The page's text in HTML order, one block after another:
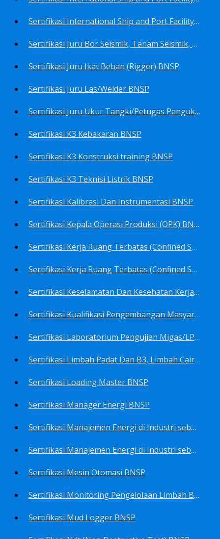
Sertifikasi International Ship and Port Facility Security Code/ISPS Code training for Security Area Manager BNSP
Sertifikasi Juru Bor Seismik, Tanam Seismik, Tembak Seismik BNSP
Sertifikasi Juru Ikat Beban (Rigger) BNSP
Sertifikasi Juru Las/Welder BNSP
Sertifikasi Juru Ukur Tangki/Petugas Pengukur Tangki Migas BNSP
Sertifikasi K3 Kebakaran BNSP
Sertifikasi K3 Konstruksi training BNSP
Sertifikasi K3 Teknisi Listrik BNSP
Sertifikasi Kalibrasi Dan Instrumentasi BNSP
Sertifikasi Kepala Operasi Produksi (OPK) BNSP
Sertifikasi Kerja Ruang Terbatas (Confined Spaces)-Ahli Muda Ruang Terbatas (AMURT/Supervisor) BNSP
Sertifikasi Kerja Ruang Terbatas (Confined Spaces)-Teknisi Ruang Terbatas (TRT/Entrants) BNSP
Sertifikasi Keselamatan Dan Kesehatan Kerja BNSP
Sertifikasi Kualifikasi Pengembangan Masyarakat BNSP
Sertifikasi Laboratorium Pengujian Migas/LPM BNSP
Sertifikasi Limbah Padat Dan B3, Limbah Cair BNSP
Sertifikasi Loading Master BNSP
Sertifikasi Manager Energi BNSP
Sertifikasi Manajemen Energi di Industri sebagai Auditor BNSP
Sertifikasi Manajemen Energi di Industri sebagai Manager Energy BNSP
Sertifikasi Mesin Otomasi BNSP
Sertifikasi Monitoring Pengelolaan Limbah B3 BNSP
Sertifikasi Mud Logger BNSP